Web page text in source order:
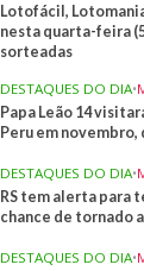
Lotofácil,
nesta quarta-feira
sorteadas
DESTAQUES DO DIA•
Papa Leão 14
Peru em
DESTAQUES DO DIA•
RS tem alerta para
chance de tornado
DESTAQUES DO DIA•